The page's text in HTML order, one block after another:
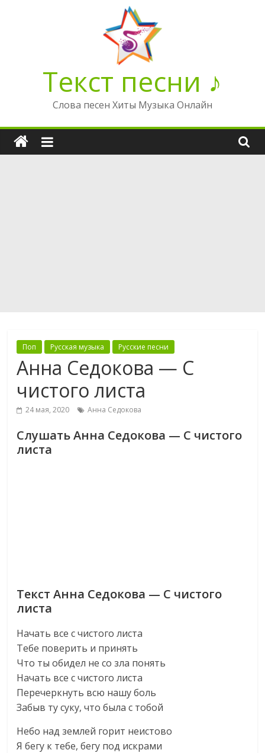
Текст песни ♪
Слова песен Хиты Музыка Онлайн
Поп Русская музыка Русские песни
Анна Седокова — С
чистого листа
24 мая, 2020 Анна Седокова
Слушать Анна Седокова — С чистого
листа
Текст Анна Седокова — С чистого
листа
Начать все с чистого листа
Тебе поверить и принять
Что ты обидел не со зла понять
Начать все с чистого листа
Перечеркнуть всю нашу боль
Забыв ту суку, что была с тобой
Небо над землей горит неистово
Я бегу к тебе, бегу под искрами